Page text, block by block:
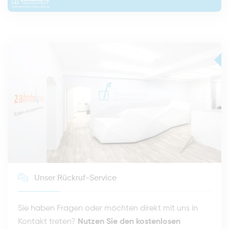
Unser Rückruf-Service
Sie haben Fragen oder möchten direkt mit uns in
Kontakt treten? Nutzen Sie den kostenlosen